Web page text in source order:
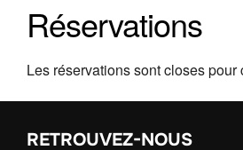
Réservations
Les réservations sont closes pour
RETROUVEZ-NOUS